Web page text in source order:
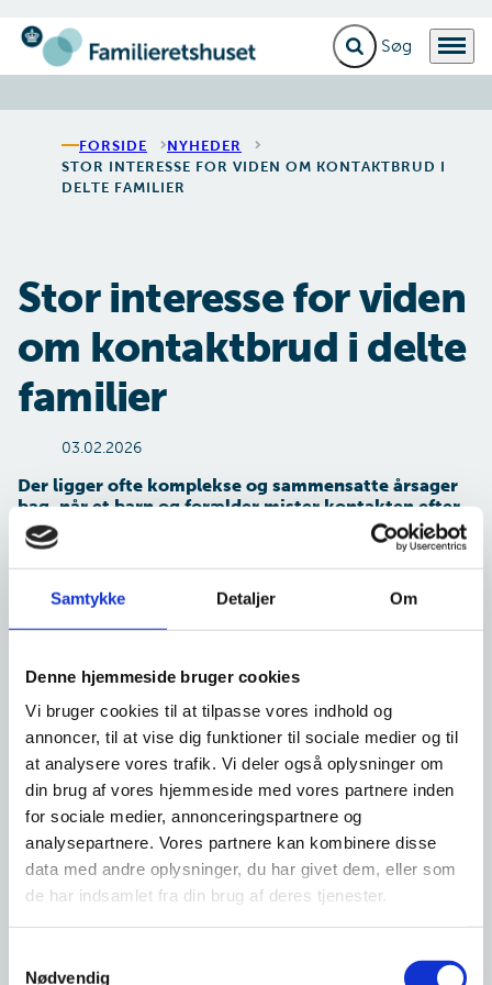
Samtykke Detaljer Om
Denne hjemmeside bruger cookies
Vi bruger cookies til at tilpasse vores indhold og
annoncer, til at vise dig funktioner til sociale medier og til
at analysere vores trafik. Vi deler også oplysninger om
din brug af vores hjemmeside med vores partnere inden
for sociale medier, annonceringspartnere og
analysepartnere. Vores partnere kan kombinere disse
data med andre oplysninger, du har givet dem, eller som
de har indsamlet fra din brug af deres tjenester.
Nødvendig
Gå til forsiden Fold søgefelt ud
Menu
FORSIDE
NYHEDER
STOR INTERESSE FOR VIDEN OM KONTAKTBRUD I
DELTE FAMILIER
Stor interesse for viden
om kontaktbrud i delte
familier
03.02.2026
Der ligger ofte komplekse og sammensatte årsager
bag, når et barn og forælder mister kontakten efter
brud i familien. Det er baggrunden for, at
Familieretshuset på et webinar vil dele viden med
medarbejdere i landets kommuner.
624 medarbejdere i kommunerne har tilmeldt sig webinaret 26.
februar, hvor kontaktbrud og forældrefremmedgørelse er i fokus.
forskning og undersøgelser på området, forstår og arbejder med
skilsmissen/samlivsbrud.
Det handler b.la. om, hvorfor nogle børn afviser kontakt og
samvær med den ene af sine forældre. Der bliver også budt på
viden om, hvordan Familieretshuset støtter børn og forældre, når
børn afviser kontakten.
Familieretshusets vidensgrundlag på området er formidlet på
Familieretshusetsfagportal, som skal gøre det nemmere for